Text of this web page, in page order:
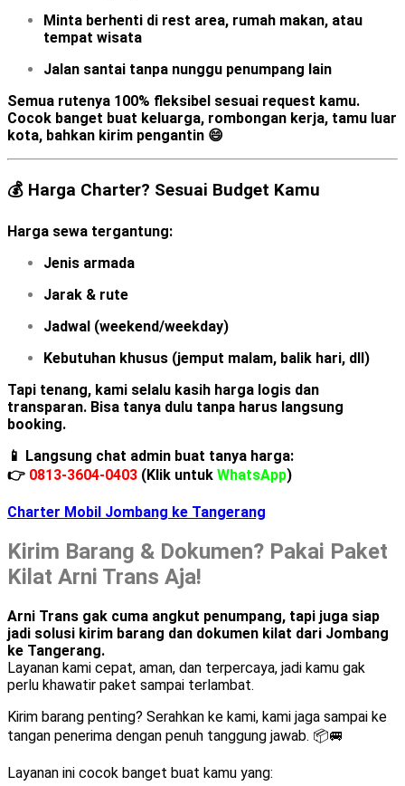
Minta berhenti di rest area, rumah makan, atau
tempat wisata
Jalan santai tanpa nunggu penumpang lain
Semua rutenya 100% fleksibel sesuai request kamu.
Cocok banget buat keluarga, rombongan kerja, tamu luar
kota, bahkan kirim pengantin 😄
💰 Harga Charter? Sesuai Budget Kamu
Harga sewa tergantung:
Jenis armada
Jarak & rute
Jadwal (weekend/weekday)
Kebutuhan khusus (jemput malam, balik hari, dll)
Tapi tenang, kami selalu kasih harga logis dan
transparan. Bisa tanya dulu tanpa harus langsung
booking.
📱 Langsung chat admin buat tanya harga:
👉 0813-3604-0403 (Klik untuk WhatsApp)
Charter Mobil Jombang ke Tangerang
Kirim Barang & Dokumen? Pakai Paket
Kilat Arni Trans Aja!
Arni Trans gak cuma angkut penumpang, tapi juga siap
jadi solusi kirim barang dan dokumen kilat dari Jombang
ke Tangerang.
Layanan kami cepat, aman, dan terpercaya, jadi kamu gak
perlu khawatir paket sampai terlambat.
Kirim barang penting? Serahkan ke kami, kami jaga sampai ke
tangan penerima dengan penuh tanggung jawab. 📦🚐
Layanan ini cocok banget buat kamu yang: